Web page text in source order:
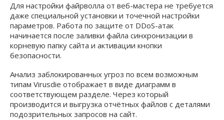
Для настройки файрволла от веб-мастера не требуется
даже специальной установки и точечной настройки
параметров. Работа по защите от DDoS-атак
начинается после заливки файла синхронизации в
корневую папку сайта и активации кнопки
безопасности.
Анализ заблокированных угроз по всем возможным
типам Virusdie отображает в виде диаграмм в
соответствующем разделе. Через который
производится и выгрузка отчётных файлов с деталями
подозрительных запросов на сайт.